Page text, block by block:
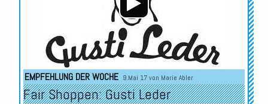
EMPFEHLUNG DER WOCHE 9.Mai 17 von Marie Abler
Fair Shoppen: Gusti Leder